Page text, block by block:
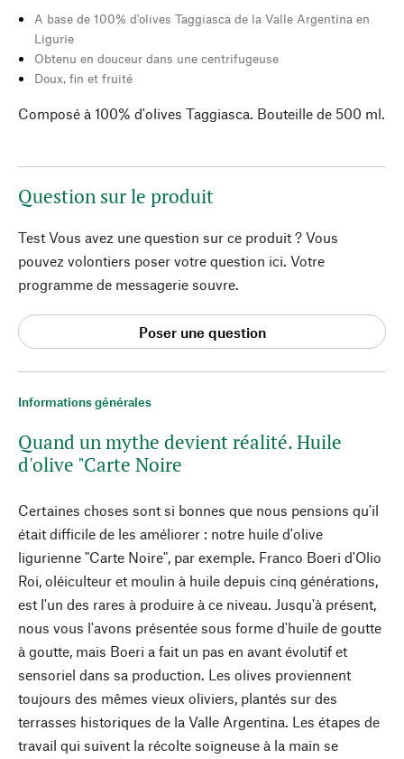
Informations générales
Quand un mythe devient réalité. Huile
d'olive "Carte Noire
Certaines choses sont si bonnes que nous pensions qu'il
était difficile de les améliorer : notre huile d'olive
ligurienne "Carte Noire", par exemple. Franco Boeri d'Olio
Roi, oléiculteur et moulin à huile depuis cinq générations,
est l'un des rares à produire à ce niveau. Jusqu'à présent,
nous vous l'avons présentée sous forme d'huile de goutte
à goutte, mais Boeri a fait un pas en avant évolutif et
sensoriel dans sa production. Les olives proviennent
toujours des mêmes vieux oliviers, plantés sur des
terrasses historiques de la Valle Argentina. Les étapes de
travail qui suivent la récolte soigneuse à la main se
A base de 100% d'olives Taggiasca de la Valle Argentina en
Ligurie
Obtenu en douceur dans une centrifugeuse
Doux, fin et fruité
Composé à 100% d'olives Taggiasca. Bouteille de 500 ml.
Question sur le produit
Test Vous avez une question sur ce produit ? Vous
pouvez volontiers poser votre question ici. Votre
programme de messagerie souvre.
Poser une question